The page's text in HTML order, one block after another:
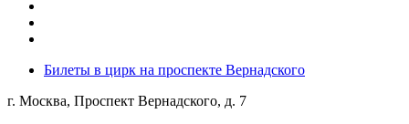
Билеты в цирк на проспекте Вернадского
г. Москва, Проспект Вернадского, д. 7